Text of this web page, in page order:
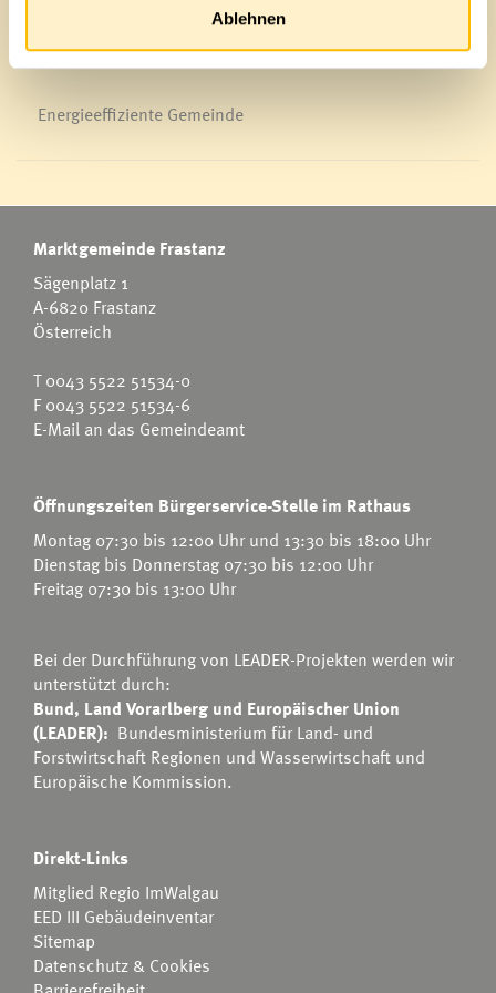
Ablehnen
Energieeffiziente Gemeinde
Marktgemeinde Frastanz
Sägenplatz 1
A-6820 Frastanz
Österreich
T0043 5522 51534-0
F 0043 5522 51534-6
E-Mail an das Gemeindeamt
Öffnungszeiten Bürgerservice-Stelle im Rathaus
Montag 07:30 bis 12:00 Uhr und 13:30 bis 18:00 Uhr
Dienstag bis Donnerstag 07:30 bis 12:00 Uhr
Freitag 07:30 bis 13:00 Uhr
Bei der Durchführung von LEADER-Projekten werden wir
unterstützt durch:
Bund, Land Vorarlberg und Europäischer Union
(LEADER): Bundesministerium für Land- und
Forstwirtschaft Regionen und Wasserwirtschaft und
Europäische Kommission.
Direkt-Links
Mitglied Regio ImWalgau
EED III Gebäudeinventar
Sitemap
Datenschutz & Cookies